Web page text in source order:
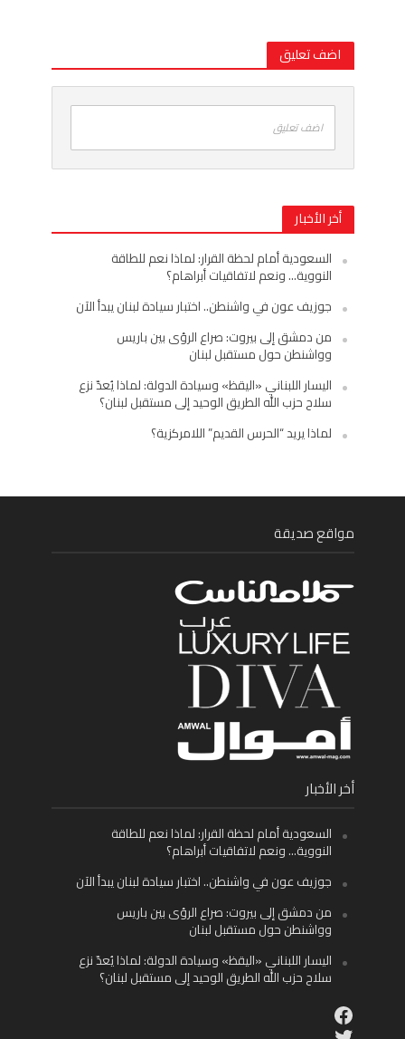
اضف تعليق
اضف تعليق
أخر الأخبار
السعودية أمام لحظة القرار: لماذا نعم للطاقة
النووية… ونعم لاتفاقيات أبراهام؟
جوزيف عون في واشنطن.. اختبار سيادة لبنان يبدأ الآن
من دمشق إلى بيروت: صراع الرؤى بين باريس
وواشنطن حول مستقبل لبنان
اليسار اللبناني «اليقظ» وسيادة الدولة: لماذا يُعدّ نزع
سلاح حزب الله الطريق الوحيد إلى مستقبل لبنان؟
لماذا يريد “الحرس القديم” اللامركزية؟
مواقع صديقة
أخر الأخبار
السعودية أمام لحظة القرار: لماذا نعم للطاقة
النووية… ونعم لاتفاقيات أبراهام؟
جوزيف عون في واشنطن.. اختبار سيادة لبنان يبدأ الآن
من دمشق إلى بيروت: صراع الرؤى بين باريس
وواشنطن حول مستقبل لبنان
اليسار اللبناني «اليقظ» وسيادة الدولة: لماذا يُعدّ نزع
سلاح حزب الله الطريق الوحيد إلى مستقبل لبنان؟
Facebook